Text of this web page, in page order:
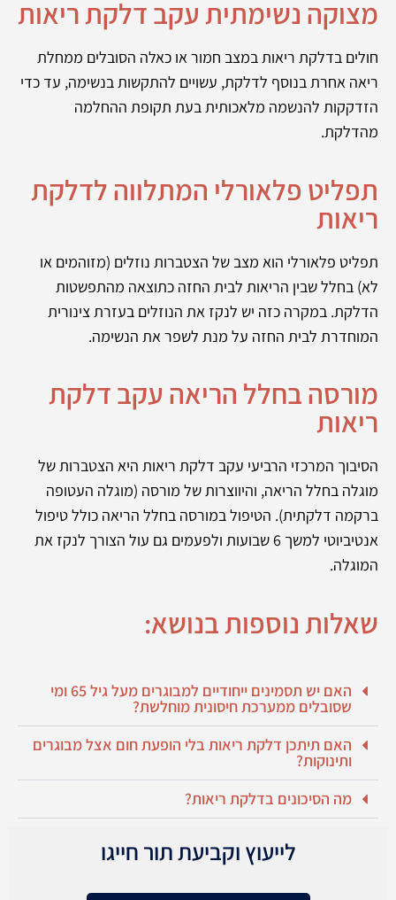
מצוקה נשימתית עקב דלקת ריאות
חולים בדלקת ריאות במצב חמור או כאלה הסובלים ממחלת
ריאה אחרת בנוסף לדלקת, עשויים להתקשות בנשימה, עד כדי
הזדקקות להנשמה מלאכותית בעת תקופת ההחלמה
מהדלקת.
תפליט פלאורלי המתלווה לדלקת
ריאות
תפליט פלאורלי הוא מצב של הצטברות נוזלים (מזוהמים או
לא) בחלל שבין הריאות לבית החזה כתוצאה מהתפשטות
הדלקת. במקרה כזה יש לנקז את הנוזלים בעזרת צינורית
המוחדרת לבית החזה על מנת לשפר את הנשימה.
מורסה בחלל הריאה עקב דלקת
ריאות
הסיבוך המרכזי הרביעי עקב דלקת ריאות היא הצטברות של
מוגלה בחלל הריאה, והיווצרות של מורסה (מוגלה העטופה
ברקמה דלקתית). הטיפול במורסה בחלל הריאה כולל טיפול
אנטיביוטי למשך 6 שבועות ולפעמים גם עול הצורך לנקז את
המוגלה.
שאלות נוספות בנושא:
האם יש תסמינים ייחודיים למבוגרים מעל גיל 65 ומי
שסובלים ממערכת חיסונית מוחלשת?
האם תיתכן דלקת ריאות בלי הופעת חום אצל מבוגרים
ותינוקות?
מה הסיכונים בדלקת ריאות?
לייעוץ וקביעת תור חייגו